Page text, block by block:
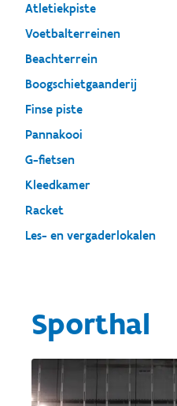
Atletiekpiste
Voetbalterreinen
Beachterrein
Boogschietgaanderij
Finse piste
Pannakooi
G-fietsen
Kleedkamer
Racket
Les- en vergaderlokalen
Sporthal